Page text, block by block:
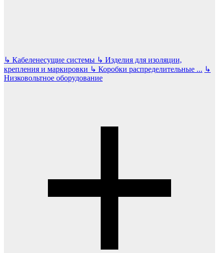
↳ Кабеленесущие системы ↳ Изделия для изоляции,
крепления и маркировки ↳ Коробки распределительные ... ↳
Низковольтное оборудование